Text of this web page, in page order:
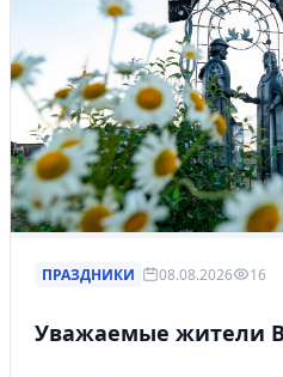
ПРАЗДНИКИ 08.08.2026 16
Уважаемые жители